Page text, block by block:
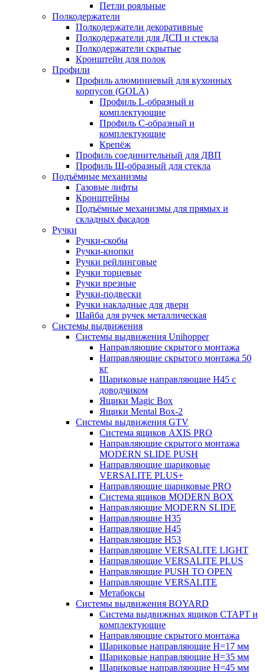
Петли рояльные
Полкодержатели
Полкодержатели декоративные
Полкодержатели для ДСП и стекла
Полкодержатели скрытые
Кронштейн для полок
Профили
Профиль алюминиевый для кухонных
корпусов (GOLA)
Профиль L-образный и
комплектующие
Профиль C-образный и
комплектующие
Крепёж
Профиль соединительный для ДВП
Профиль Ш-образный для стекла
Подъёмные механизмы
Газовые лифты
Кронштейны
Подъёмные механизмы для прямых и
складных фасадов
Ручки
Ручки-скобы
Ручки-кнопки
Ручки рейлинговые
Ручки торцевые
Ручки врезные
Ручки-подвески
Ручки накладные для двери
Шайба для ручек металлическая
Системы выдвижения
Системы выдвижения Unihopper
Направляющие скрытого монтажа
Направляющие скрытого монтажа 50
кг
Шариковые направляющие H45 с
доводчиком
Ящики Magic Box
Ящики Mental Box-2
Системы выдвижения GTV
Система ящиков AXIS PRO
Направляющие скрытого монтажа
MODERN SLIDE PUSH
Направляющие шариковые
VERSALITE PLUS+
Направляющие шариковые PRO
Система ящиков MODERN BOX
Направляющие MODERN SLIDE
Направляющие H35
Направляющие H45
Направляющие H53
Направляющие VERSALITE LIGHT
Направляющие VERSALITE PLUS
Направляющие PUSH TO OPEN
Направляющие VERSALITE
Метабоксы
Системы выдвижения BOYARD
Система выдвижных ящиков СТАРТ и
комплектующие
Направляющие скрытого монтажа
Шариковые направляющие H=17 мм
Шариковые направляющие H=35 мм
Шариковые направляющие H=45 мм